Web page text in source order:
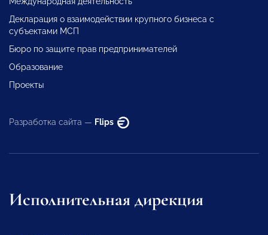
Декларация о взаимодействии крупного бизнеса с
субъектами МСП
Бюро по защите прав предпринимателей
Образование
Проекты
Разработка сайта — Flips
Исполнительная дирекция